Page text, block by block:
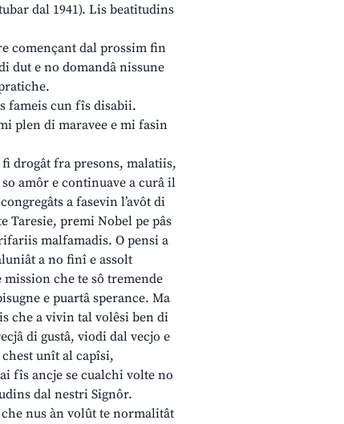
dal 1941). Lis beatitudins
començant dal prossim fin
dut e no domandâ nissune
fameis cun fîs disabii.
plen di maravee e mi fasin
drogât fra presons, malatiis,
amôr e continuave a curâ il
a fasevin l’avôt di
Taresie, premi Nobel pe pâs
malfamadis. O pensi a
a no finî e assolt
mission che te sô tremende
e puartâ sperance. Ma
che a vivin tal volêsi ben di
di gustâ, viodi dal vecjo e
unît al capîsi,
fîs ancje se cualchi volte no
dal nestri Signôr.
nus àn volût te normalitât